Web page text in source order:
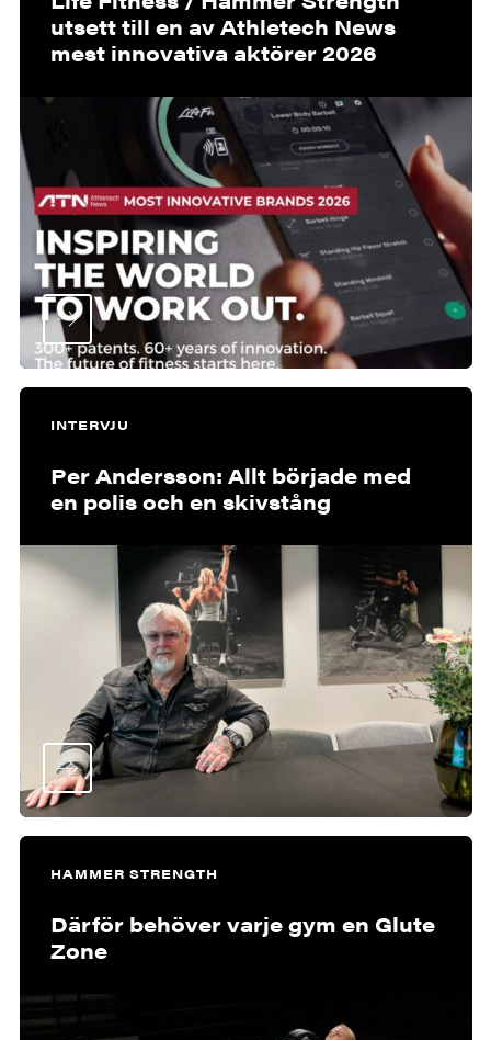
utsett till en av Athletech News
mest innovativa aktörer 2026
INTERVJU
Per Andersson: Allt började med
en polis och en skivstång
HAMMER STRENGTH
Därför behöver varje gym en Glute
Zone